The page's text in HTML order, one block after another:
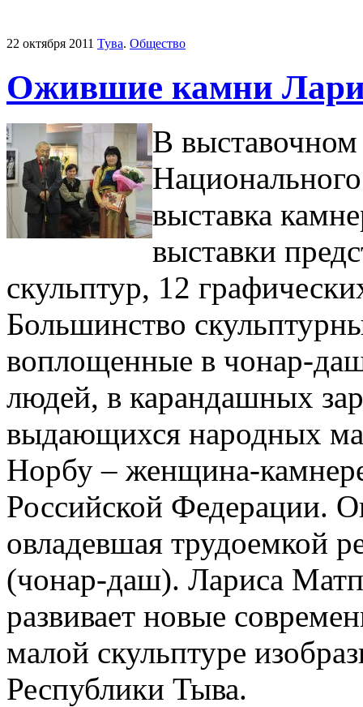
22 октября 2011 Тува. Общество
Ожившие камни
В
выставка
выставки
скульптур, 12
Большинство
воплощенные в чонар-
людей, в карандашных
выдающихся народных
Норбу – женщина-
Российской Федерации.
овладевшая трудоемкой
(чонар-даш). Лариса
развивает новые
малой скульптуре
Республики Тыва.